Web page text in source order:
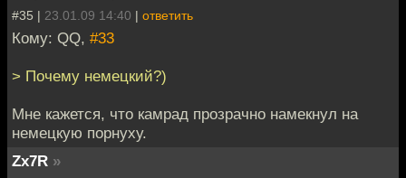
#35 | 23.01.09 14:40 | ответить
Кому: QQ, #33
> Почему немецкий?)
Мне кажется, что камрад прозрачно намекнул на
немецкую порнуху.
Zx7R »